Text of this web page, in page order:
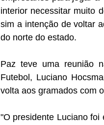
interior necessitar muito
sim a intenção de voltar
do norte do estado.
Paz teve uma reunião
Futebol, Luciano
volta aos gramados com
"O presidente Luciano foi